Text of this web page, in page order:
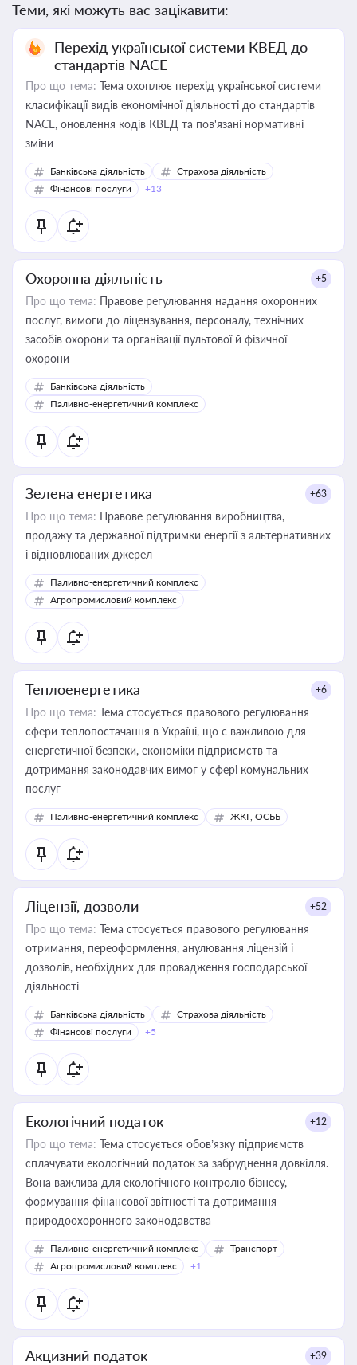
Теми, які можуть вас зацікавити:
Перехід української системи КВЕД до
стандартів NACE
Про що тема: Тема охоплює перехід української системи
класифікації видів економічної діяльності до стандартів
NACE, оновлення кодів КВЕД та пов'язані нормативні
зміни
Банківська діяльність
Страхова діяльність
Фінансові послуги
+13
Охоронна діяльність +5
Про що тема: Правове регулювання надання охоронних
послуг, вимоги до ліцензування, персоналу, технічних
засобів охорони та організації пультової й фізичної
охорони
Банківська діяльність
Паливно-енергетичний комплекс
Зелена енергетика +63
Про що тема: Правове регулювання виробництва,
продажу та державної підтримки енергії з альтернативних
і відновлюваних джерел
Паливно-енергетичний комплекс
Агропромисловий комплекс
Теплоенергетика +6
Про що тема: Тема стосується правового регулювання
сфери теплопостачання в Україні, що є важливою для
енергетичної безпеки, економіки підприємств та
дотримання законодавчих вимог у сфері комунальних
послуг
Паливно-енергетичний комплекс ЖКГ, ОСББ
Ліцензії, дозволи +52
Про що тема: Тема стосується правового регулювання
отримання, переоформлення, анулювання ліцензій і
дозволів, необхідних для провадження господарської
діяльності
Банківська діяльність
Страхова діяльність
Фінансові послуги
+5
Екологічний податок +12
Про що тема: Тема стосується обов’язку підприємств
сплачувати екологічний податок за забруднення довкілля.
Вона важлива для екологічного контролю бізнесу,
формування фінансової звітності та дотримання
природоохоронного законодавства
Паливно-енергетичний комплекс
Транспорт
Агропромисловий комплекс
+1
Акцизний податок +39